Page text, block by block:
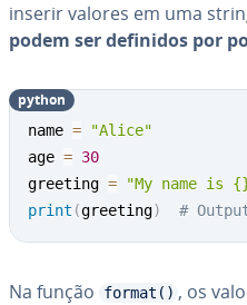
inserir valores em uma
podem ser definidos por
name =
"Alice"
age = 30
greeting = "My name is
print (greeting) #
python
Na função format() , os